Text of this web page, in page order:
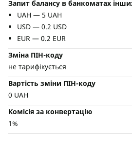
Запит балансу в банкоматах
UAH — 5 UAH
USD — 0.2 USD
EUR — 0.2 EUR
Зміна ПІН-коду
не тарифікується
Вартість зміни ПІН-коду
0 UAH
Комісія за конвертацію
1%